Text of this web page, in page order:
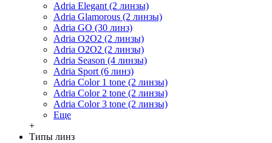
Adria Elegant (2 линзы)
Adria Glamorous (2 линзы)
Adria GO (30 линз)
Adria O2O2 (2 линзы)
Adria O2O2 (2 линзы)
Adria Season (4 линзы)
Adria Sport (6 линз)
Adria Сolor 1 tone (2 линзы)
Adria Сolor 2 tone (2 линзы)
Adria Сolor 3 tone (2 линзы)
Еще
+
Типы линз